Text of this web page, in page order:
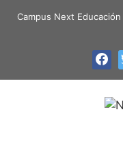
Campus Next Educación